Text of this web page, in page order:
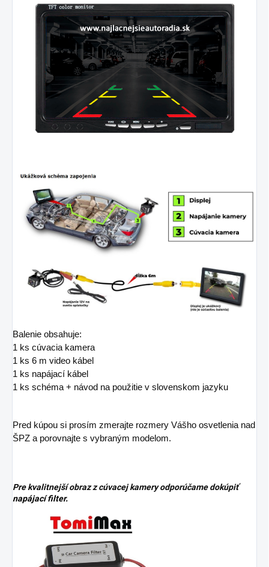
Balenie obsahuje:
1 ks cúvacia kamera
1 ks 6 m video kábel
1 ks napájací kábel
1 ks schéma + návod na použitie v slovenskom jazyku
Pred kúpou si prosím zmerajte rozmery Vášho osvetlenia nad
ŠPZ a porovnajte s vybraným modelom.
Pre kvalitnejší obraz z cúvacej kamery odporúčame dokúpiť
napájací filter.